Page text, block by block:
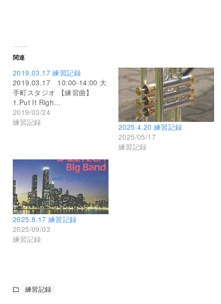
関連
2019.03.17 練習記録
2019.03.17 10:00-14:00 大
手町スタジオ 【練習曲】
1.Put It Righ…
2019/03/24
練習記録
2025.4.20 練習記録
2025/05/17
練習記録
2025.8.17 練習記録
2025/09/03
練習記録
練習記録